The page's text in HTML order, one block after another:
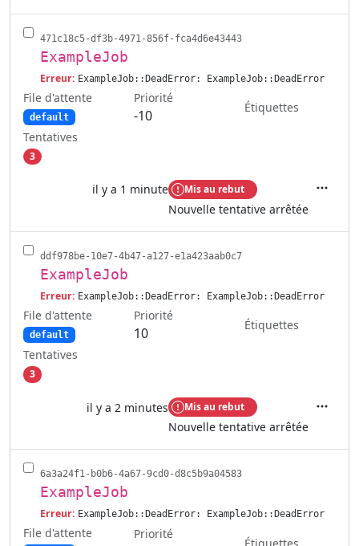
471c18c5-df3b-4971-856f-fca4d6e43443
ExampleJob
Erreur: ExampleJob::DeadError: ExampleJob::DeadError
File d'attente
default
Priorité
-10
Étiquettes
Tentatives
3
il y a 1 minute Mis au rebut
Nouvelle tentative arrêtée
ddf978be-10e7-4b47-a127-e1a423aab0c7
ExampleJob
Erreur: ExampleJob::DeadError: ExampleJob::DeadError
File d'attente
default
Priorité
10
Étiquettes
Tentatives
3
il y a 2 minutes Mis au rebut
Nouvelle tentative arrêtée
Actions
6a3a24f1-b0b6-4a67-9cd0-d8c5b9a04583
ExampleJob
Erreur: ExampleJob::DeadError: ExampleJob::DeadError
File d'attente Priorité
Étiquettes